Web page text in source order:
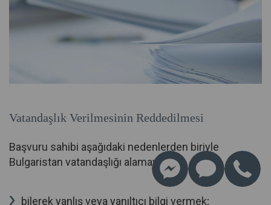
Vatandaşlık Verilmesinin Reddedilmesi
Başvuru sahibi aşağıdaki nedenlerden biriyle
Bulgaristan vatandaşlığı alamayabilir:
bilerek yanlış veya yanıltıcı bilgi vermek;